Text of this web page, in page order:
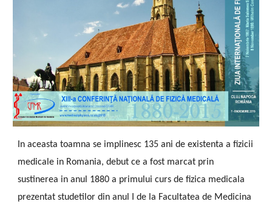
In aceasta toamna se implinesc 135 ani de existenta a fizicii
medicale in Romania, debut ce a fost marcat prin
sustinerea in anul 1880 a primului curs de fizica medicala
prezentat studetilor din anul I de la Facultatea de Medicina